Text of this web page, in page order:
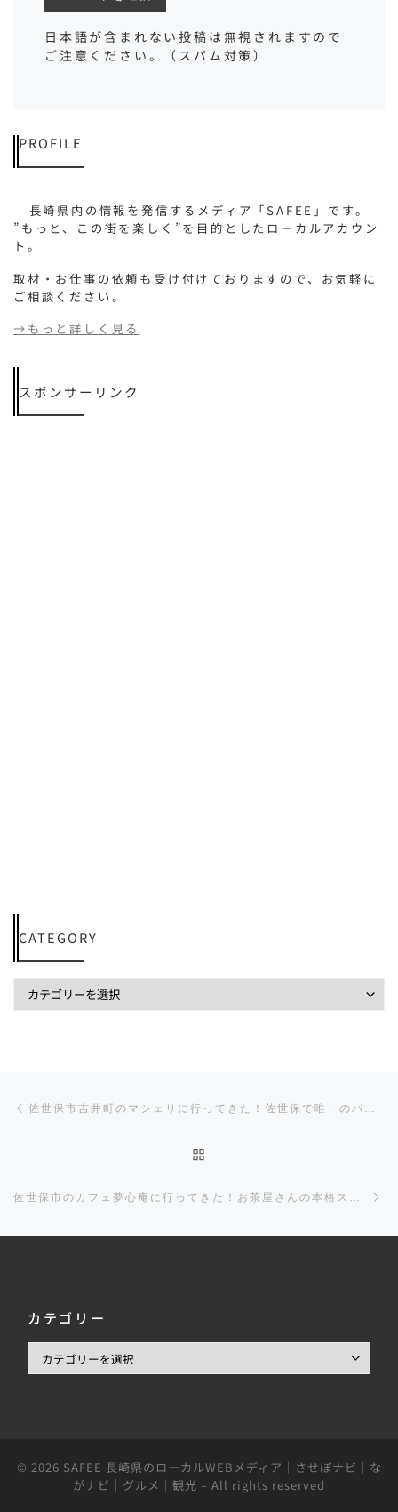
日本語が含まれない投稿は無視されますので
ご注意ください。（スパム対策）
PROFILE
長崎県内の情報を発信するメディア「SAFEE」です。
”もっと、この街を楽しく”を目的としたローカルアカウン
ト。
取材・お仕事の依頼も受け付けておりますので、お気軽に
ご相談ください。
→もっと詳しく見る
スポンサーリンク
CATEGORY
投稿ナビゲーション 佐世保市吉井町のマシェリに行ってきた！佐世保で唯一のパンケーキ専門店！
佐世保市のカフェ夢心庵に行ってきた！お茶屋さんの本格スイーツを堪能できる茶カフェ！
カテゴリー
© 2026 SAFEE 長崎県のローカルWEBメディア｜させぼナビ｜な
がナビ｜グルメ｜観光 – All rights reserved